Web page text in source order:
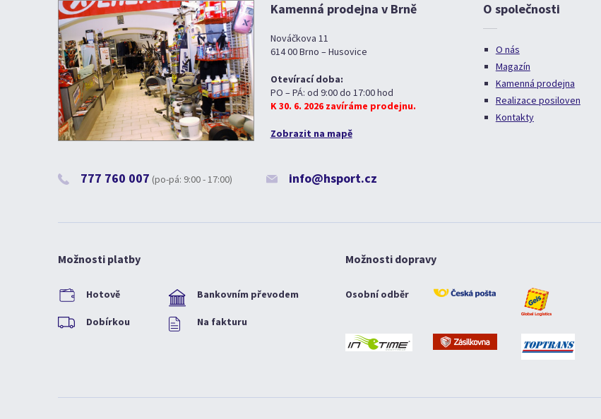
Kamenná prodejna v Brně
Nováčkova 11
614 00 Brno – Husovice
Otevírací doba:
PO – PÁ: od 9:00 do 17:00 hod
K 30. 6. 2026 zavíráme prodejnu.
Zobrazit na mapě
777 760 007 (po-pá: 9:00 - 17:00) info@hsport.cz
O společnosti
O nás
Magazín
Kamenná prodejna
Realizace posiloven
Kontakty
Možnosti platby
Hotově Bankovním převodem
Dobírkou Na fakturu
Možnosti dopravy
Osobní odběr